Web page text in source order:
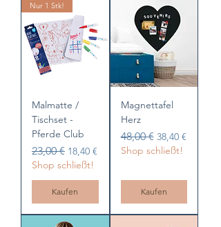
Nur 1 Stk!
Malmatte /
Tischset -
Pferde Club
Standardpreis
23,00 € Sale-Preis
18,40 €
Shop schließt!
Kaufen
Magnettafel
Herz
Standardpreis
48,00 € Sale-Preis
38,40 €
Shop schließt!
Kaufen